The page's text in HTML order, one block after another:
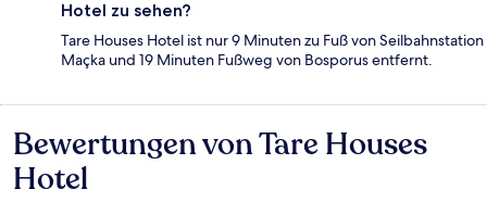
Hotel zu sehen?
Tare Houses Hotel ist nur 9 Minuten zu Fuß von Seilbahnstation
Maçka und 19 Minuten Fußweg von Bosporus entfernt.
Bewertungen
Bewertungen von Tare Houses
Hotel